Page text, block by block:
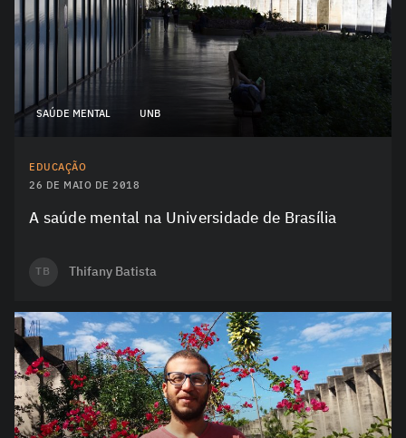
SAÚDE MENTAL UNB
EDUCAÇÃO
26 DE MAIO DE 2018
A saúde mental na Universidade de Brasília
TB Thifany Batista